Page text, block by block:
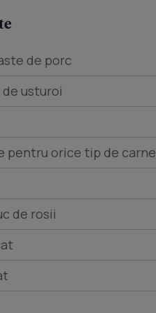
de porc
usturoi
pentru orice tip de carne
de rosii